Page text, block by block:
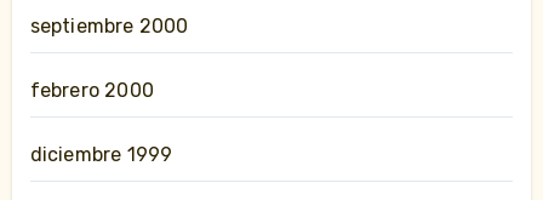
septiembre 2000
febrero 2000
diciembre 1999